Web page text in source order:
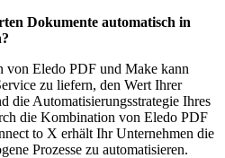
Dokumente automatisch in
von Eledo PDF und Make kann
zu liefern, den Wert Ihrer
die Automatisierungsstrategie Ihres
die Kombination von Eledo PDF
to X erhält Ihr Unternehmen die
Prozesse zu automatisieren.